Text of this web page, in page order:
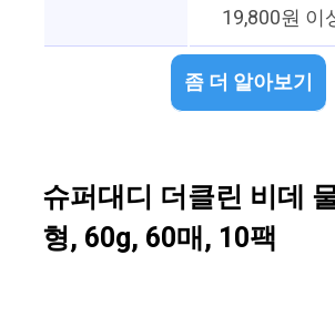
19,800원 이
좀 더 알아보기
슈퍼대디 더클린 비데
형, 60g, 60매, 10팩